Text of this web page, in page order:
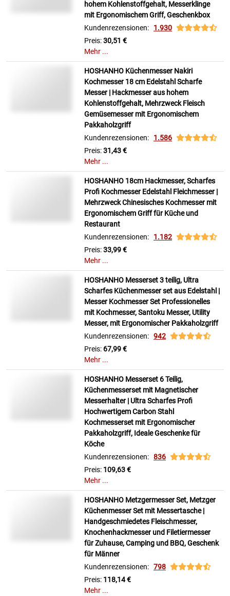
hohem Kohlenstoffgehalt, Messerklinge
mit Ergonomischem Griff, Geschenkbox
Kundenrezensionen: 1.930
Preis:30,51 €
Mehr ...
HOSHANHO Küchenmesser Nakiri
Kochmesser 18 cm Edelstahl Scharfe
Messer | Hackmesser aus hohem
Kohlenstoffgehalt, Mehrzweck Fleisch
Gemüsemesser mit Ergonomischem
Pakkaholzgriff
Kundenrezensionen: 1.586
Preis:31,43 €
Mehr ...
HOSHANHO 18cm Hackmesser, Scharfes
Profi Kochmesser Edelstahl Fleichmesser |
Mehrzweck Chinesisches Kochmesser mit
Ergonomischem Griff für Küche und
Restaurant
Kundenrezensionen: 1.182
Preis:33,99 €
Mehr ...
HOSHANHO Messerset 3 teilig, Ultra
Scharfes Küchenmesser set aus Edelstahl |
Messer Kochmesser Set Professionelles
mit Kochmesser, Santoku Messer, Utility
Messer, mit Ergonomischer Pakkaholzgriff
Kundenrezensionen: 942
Preis: 67,99 €
Mehr ...
HOSHANHO Messerset 6 Teilig,
Küchenmesserset mit Magnetischer
Messerhalter | Ultra Scharfes Profi
Hochwertigem Carbon Stahl
Kochmesserset mit Ergonomischer
Pakkaholzgriff, Ideale Geschenke für
Köche
Kundenrezensionen: 836
Preis: 109,63 €
Mehr ...
HOSHANHO Metzgermesser Set, Metzger
Küchenmesser Set mit Messertasche |
Handgeschmiedetes Fleischmesser,
Knochenhackmesser und Filetiermesser
für Zuhause, Camping und BBQ, Geschenk
für Männer
Kundenrezensionen: 798
Preis: 118,14 €
Mehr ...